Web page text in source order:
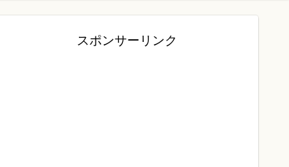
スポンサーリンク